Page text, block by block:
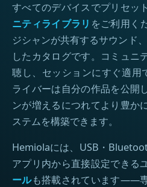
すべてのデバイスでプリセッ
ニティライブラリ をご利用く
ジシャンが共有するサウンド
したカタログです。コミュニ
聴し、セッションにすぐ適用
ライバーは自分の作品を公開
ンが増えるにつれてより豊か
ステムを構築できます。
Hemiolaには、USB・
アプリ内から直接設定できる
ールも搭載されています——